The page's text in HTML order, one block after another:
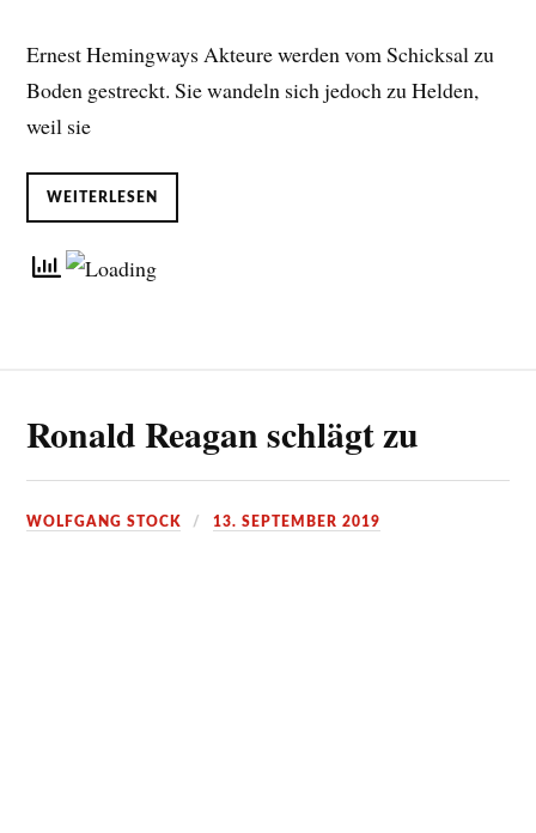
Ernest Hemingways Akteure werden vom Schicksal zu
Boden gestreckt. Sie wandeln sich jedoch zu Helden,
weil sie
WEITERLESEN
Ronald Reagan schlägt zu
WOLFGANG STOCK 13. SEPTEMBER 2019